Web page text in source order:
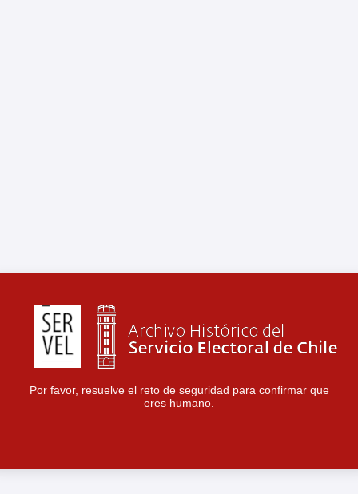
Por favor, resuelve el reto de seguridad para confirmar que
eres humano.